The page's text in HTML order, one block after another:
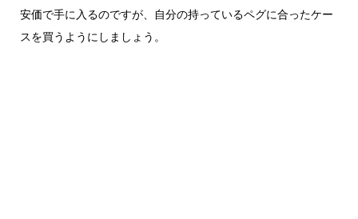
安価で手に入るのですが、自分の持っているペグに合ったケー
スを買うようにしましょう。